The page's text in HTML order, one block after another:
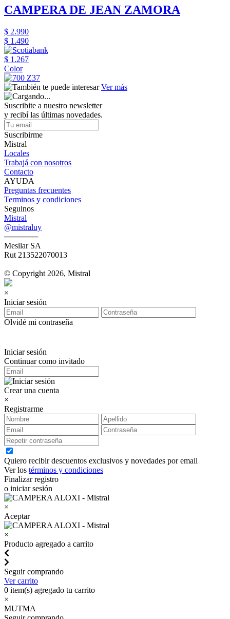
CAMPERA DE JEAN ZAMORA
$ 2.990
$ 1.490
$ 1.267
Color
Ver más
Suscribite a nuestro newsletter
y recibí las últimas novedades.
Suscribirme
Mistral
Locales
Trabajá con nosotros
Contacto
AYUDA
Preguntas frecuentes
Terminos y condiciones
Seguinos
Mistral
@mistraluy
──────
Mesilar SA
Rut 213522070013
© Copyright 2026, Mistral
×
Iniciar sesión
Olvidé mi contraseña
Iniciar sesión
Continuar como invitado
Crear una cuenta
×
Registrarme
Quiero recibir descuentos exclusivos y novedades por email
Ver los términos y condiciones
Finalizar registro
o iniciar sesión
×
Aceptar
×
Producto agregado a carrito
Seguir comprando
Ver carrito
0 item(s) agregado tu carrito
×
MUTMA